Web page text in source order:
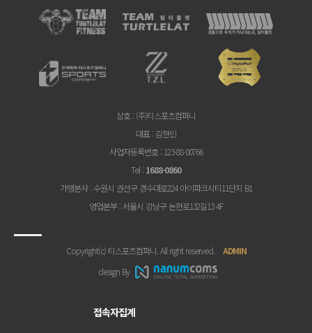
상호 : (주)티스포츠컴퍼니
대표 : 김한민
사업자등록번호 : 123-88-00766
Tel : 1688-0860
가맹본사: 수원시 권선구 경수대로224 아이파크시티11단지 B1
영업본부: 서울시 강남구 논현로132길13 4F
Copyright(c) 티스포츠컴퍼니. All right reserved. ADMIN
design By
접속자집계